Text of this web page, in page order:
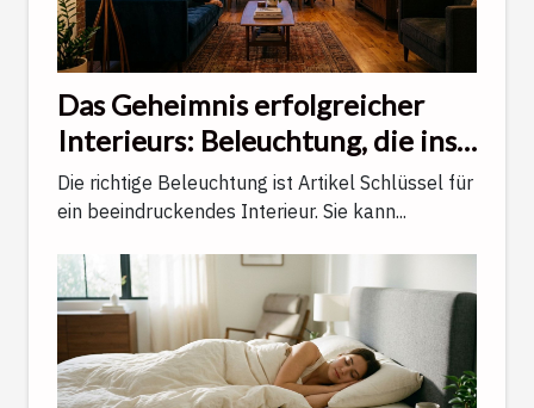
Das Geheimnis erfolgreicher
Interieurs: Beleuchtung, die ins
Auge fällt
Die richtige Beleuchtung ist Artikel Schlüssel für
ein beeindruckendes Interieur. Sie kann...